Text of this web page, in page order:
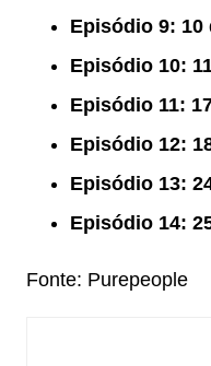
Episódio 9: 10
Episódio 10:
Episódio 11:
Episódio 12:
Episódio 13:
Episódio 14:
Fonte: Purepeople